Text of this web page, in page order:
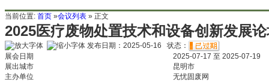
物管理与技术实务精英特训营 务精英特训营
当前位置: 首页 »会议列表 » 正文
2025医疗废物处置技术和设备创新发展
发布日期：2025-05-16 状态：
展会日期
2025-07-17 至 2025-07-19
展出城市
昆明市
主办单位
无忧固废网